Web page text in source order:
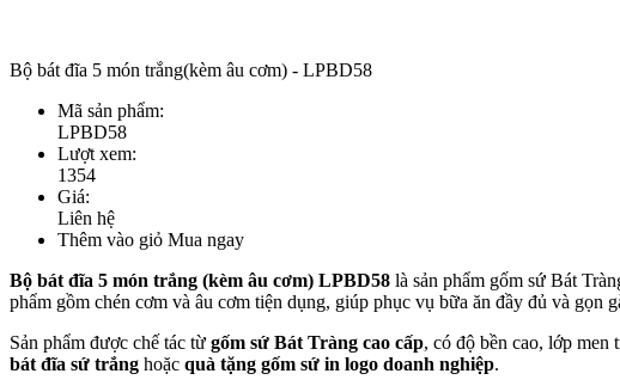
Bộ bát đĩa 5 món trắng(kèm âu cơm) - LPBD58
Mã sản phẩm:
LPBD58
Lượt xem:
1354
Giá:
Liên hệ
Thêm vào giỏ Mua ngay
Bộ bát đĩa 5 món trắng (kèm âu cơm) LPBD58 là sản phẩm gốm sứ Bát
phẩm gồm chén cơm và âu cơm tiện dụng, giúp phục vụ bữa ăn đầy đủ và gọn
Sản phẩm được chế tác từ gốm sứ Bát Tràng cao cấp, có độ bền cao, lớp men
bát đĩa sứ trắng hoặc quà tặng gốm sứ in logo doanh nghiệp.